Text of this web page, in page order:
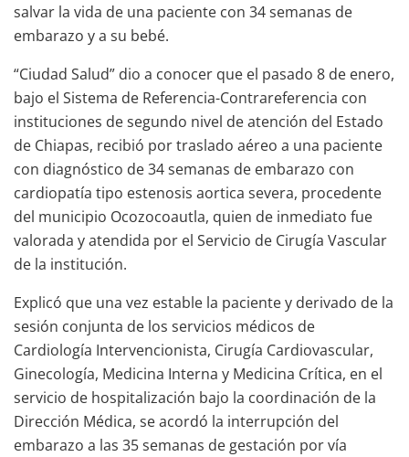
salvar la vida de una paciente con 34 semanas de
embarazo y a su bebé.
“Ciudad Salud” dio a conocer que el pasado 8 de enero,
bajo el Sistema de Referencia-Contrareferencia con
instituciones de segundo nivel de atención del Estado
de Chiapas, recibió por traslado aéreo a una paciente
con diagnóstico de 34 semanas de embarazo con
cardiopatía tipo estenosis aortica severa, procedente
del municipio Ocozocoautla, quien de inmediato fue
valorada y atendida por el Servicio de Cirugía Vascular
de la institución.
Explicó que una vez estable la paciente y derivado de la
sesión conjunta de los servicios médicos de
Cardiología Intervencionista, Cirugía Cardiovascular,
Ginecología, Medicina Interna y Medicina Crítica, en el
servicio de hospitalización bajo la coordinación de la
Dirección Médica, se acordó la interrupción del
embarazo a las 35 semanas de gestación por vía